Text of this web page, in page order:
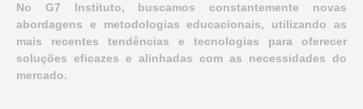
No G7 Instituto, buscamos constantemente novas
abordagens e metodologias educacionais, utilizando as
mais recentes tendências e tecnologias para oferecer
soluções eficazes e alinhadas com as necessidades do
mercado.